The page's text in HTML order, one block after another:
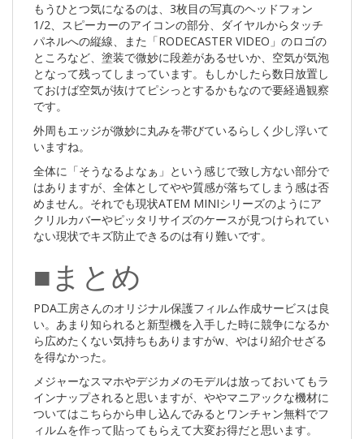
もうひとつ気になるのは、3枚目の写真のヘッドフォン
1/2、スピーカーのアイコンの部分、ダイヤルからタッチ
パネルへの縦線、また「RODECASTER VIDEO」のロゴの
ところなど、塗装で微妙に段差があるせいか、空気が気泡
となって残ってしまっています。もしかしたら数日放置し
ておけば空気が抜けてピシっとするかもなので要経過観察
です。
外周もエッジが微妙に丸みを帯びているらしく少し浮いて
いますね。
全体に「そうなるよなぁ」という感じで致し方ない部分で
はありますが、全体としてやや質感が落ちてしまう感は否
めません。それでも現状ATEM MINIシリーズのようにア
クリルカバーやピッタリサイズのケースが見つけられてい
ない現状でキズ防止できるのは有り難いです。
■まとめ
PDA工房さんのオリジナル保護フィルム作成サービスは良
い。あまり知られると新型機を入手した時に競争になるか
ら広めたくない気持ちもありますがw、やはり紹介せざる
を得なかった。
メジャーなスマホやデジカメのモデルは放っておいてもラ
インナップされると思いますが、ややマニアックな機材に
ついてはこちらから申し込んでみるとワンチャン無料でフ
ィルムを作って貼ってもらえて大変お得だと思います。